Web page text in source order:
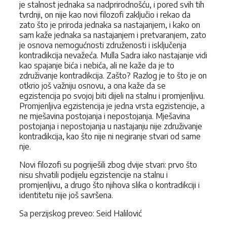
je stalnost jednaka sa nadprirodnošću, i pored svih tih
tvrdnji, on nije kao novi filozofi zaključio i rekao da
zato što je priroda jednaka sa nastajanjem, i kako on
sam kaže jednaka sa nastajanjem i pretvaranjem, zato
je osnova nemogućnosti združenosti i isključenja
kontradikcija nevažeća. Mulla Sadra iako nastajanje vidi
kao spajanje bića i nebića, ali ne kaže da je to
združivanje kontradikcija. Zašto? Razlog je to što je on
otkrio još važniju osnovu, a ona kaže da se
egzistencija po svojoj biti dijeli na stalnu i promjenljivu.
Promjenljiva egzistencija je jedna vrsta egzistencije, a
ne mješavina postojanja i nepostojanja. Mješavina
postojanja i nepostojanja u nastajanju nije združivanje
kontradikcija, kao što nije ni negiranje stvari od same
nje.
Novi filozofi su pogriješili zbog dvije stvari: prvo što
nisu shvatili podijelu egzistencije na stalnu i
promjenljivu, a drugo što njihova slika o kontradikciji i
identitetu nije još savršena.
Sa perzijskog preveo: Seid Halilović